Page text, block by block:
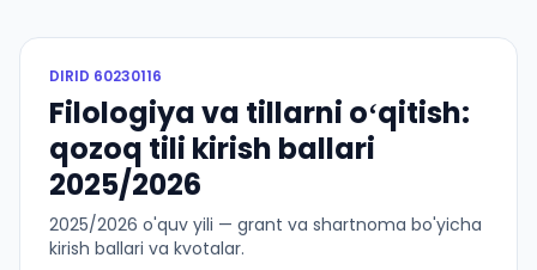
DIRID 60230116
Filologiya va tillarni oʻqitish:
qozoq tili kirish ballari
2025/2026
2025/2026 o'quv yili — grant va shartnoma bo'yicha
kirish ballari va kvotalar.